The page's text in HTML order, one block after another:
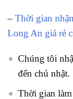
– Thời gian
Long An giá rẻ
Chúng tôi
đến chủ nhật.
Thời gian